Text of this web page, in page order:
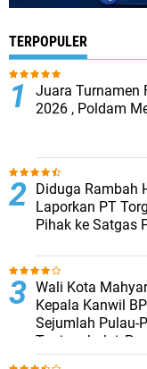
TERPOPULER
Juara Turnamen
2026 , Poldam
Diduga Rambah
Laporkan PT
Pihak ke Satgas
Wali Kota
Kepala Kanwil
Sejumlah Pulau-
Tanjungbalai,
Sertifikasi Aset